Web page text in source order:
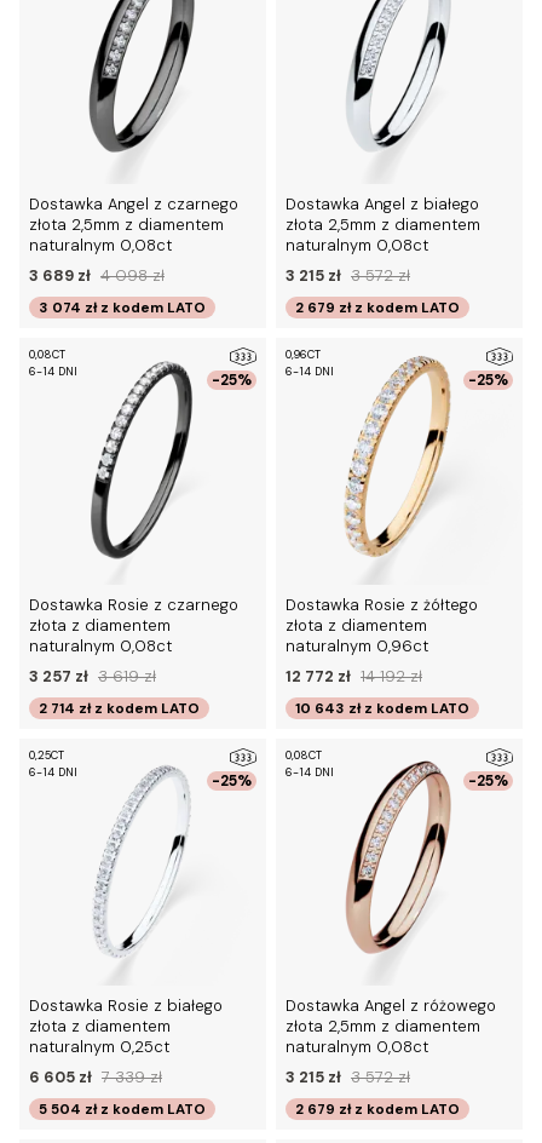
Dostawka Angel z czarnego
złota 2,5mm z diamentem
naturalnym 0,08ct
3 689 zł 4 098 zł
3 074 zł z kodem LATO
Dostawka Angel z białego
złota 2,5mm z diamentem
naturalnym 0,08ct
3 215 zł 3 572 zł
2 679 zł z kodem LATO
-25%
0,08CT
6-14 DNI
Dostawka Rosie z czarnego
złota z diamentem
naturalnym 0,08ct
3 257 zł 3 619 zł
2 714 zł z kodem LATO
-25%
0,96CT
6-14 DNI
Dostawka Rosie z żółtego
złota z diamentem
naturalnym 0,96ct
12 772 zł 14 192 zł
10 643 zł z kodem LATO
-25%
0,25CT
6-14 DNI
Dostawka Rosie z białego
złota z diamentem
naturalnym 0,25ct
6 605 zł 7 339 zł
5 504 zł z kodem LATO
-25%
0,08CT
6-14 DNI
Dostawka Angel z różowego
złota 2,5mm z diamentem
naturalnym 0,08ct
3 215 zł 3 572 zł
2 679 zł z kodem LATO